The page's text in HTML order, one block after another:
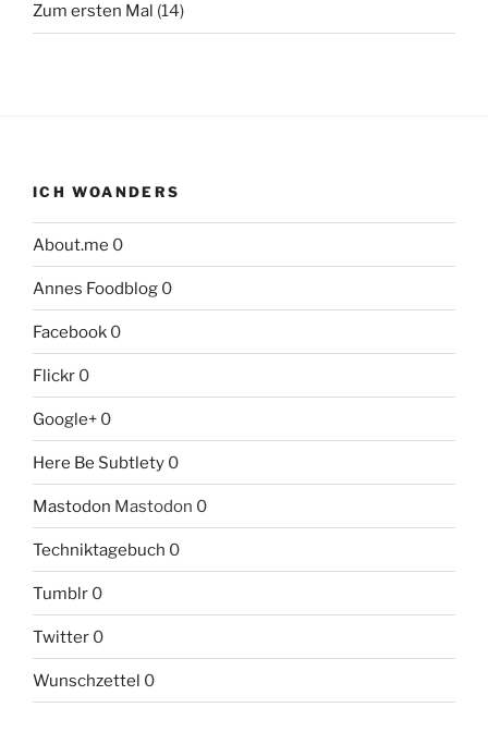
Zum ersten Mal (14)
ICH WOANDERS
About.me 0
Annes Foodblog 0
Facebook 0
Flickr 0
Google+ 0
Here Be Subtlety 0
Mastodon Mastodon 0
Techniktagebuch 0
Tumblr 0
Twitter 0
Wunschzettel 0